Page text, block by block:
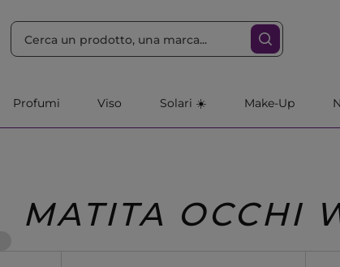
Profumi Viso Solari ☀️ Make-Up
MATITA OCCHI